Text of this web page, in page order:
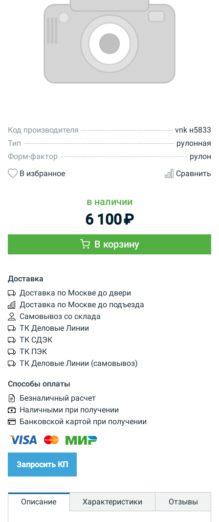
Код производителя
vnk н5833
Тип
рулонная
Форм-фактор
рулон
В избранное
Сравнить
в наличии
6 100₽
В корзину
Доставка
Доставка по Москве до двери
Доставка по Москве до подъезда
Самовывоз со склада
ТК Деловые Линии
ТК СДЭК
ТК ПЭК
ТК Деловые Линии (самовывоз)
Способы оплаты
Безналичный расчет
Наличными при получении
Банковской картой при получении
Запросить КП
Описание Характеристики Отзывы